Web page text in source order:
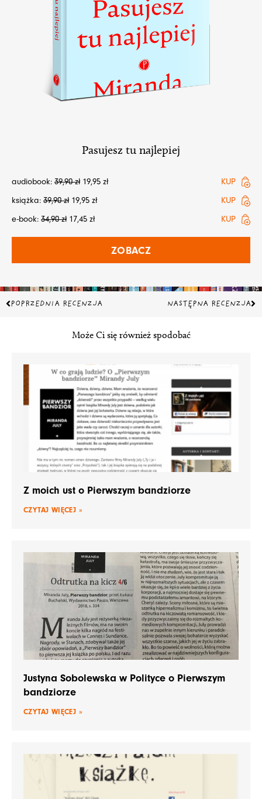
Pasujesz tu najlepiej
audiobook: 39,90zł 19,95 zł
KUP
książka: 39,90zł 19,95 zł
KUP
e-book: 34,90zł 17,45 zł KUP
ZOBACZ
Prev
POPRZEDNIA RECENZJA NASTĘPNA RECENZJA
Może Ci się również spodobać
Z moich ust o Pierwszym bandziorze
CZYTAJ WIĘCEJ »
Justyna Sobolewska w Polityce o Pierwszym
bandziorze
CZYTAJ WIĘCEJ »